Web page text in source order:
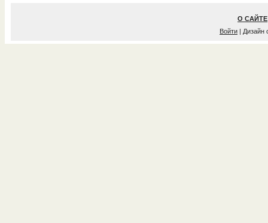
О САЙТЕ
Войти | Дизайн